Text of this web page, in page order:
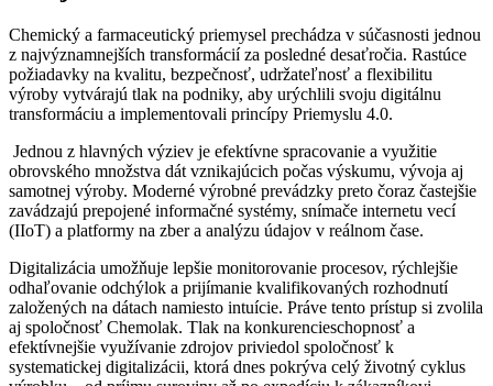
Chemický a farmaceutický priemysel prechádza v súčasnosti jednou
z najvýznamnejších transformácií za posledné desaťročia. Rastúce
požiadavky na kvalitu, bezpečnosť, udržateľnosť a flexibilitu
výroby vytvárajú tlak na podniky, aby urýchlili svoju digitálnu
transformáciu a implementovali princípy Priemyslu 4.0.
Jednou z hlavných výziev je efektívne spracovanie a využitie
obrovského množstva dát vznikajúcich počas výskumu, vývoja aj
samotnej výroby. Moderné výrobné prevádzky preto čoraz častejšie
zavádzajú prepojené informačné systémy, snímače internetu vecí
(IIoT) a platformy na zber a analýzu údajov v reálnom čase.
Digitalizácia umožňuje lepšie monitorovanie procesov, rýchlejšie
odhaľovanie odchýlok a prijímanie kvalifikovaných rozhodnutí
založených na dátach namiesto intuície. Práve tento prístup si zvolila
aj spoločnosť Chemolak. Tlak na konkurencieschopnosť a
efektívnejšie využívanie zdrojov priviedol spoločnosť k
systematickej digitalizácii, ktorá dnes pokrýva celý životný cyklus